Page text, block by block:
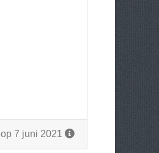
op 7 juni 2021